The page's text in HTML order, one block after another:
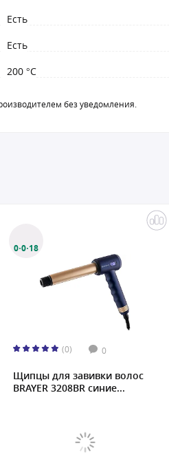
Есть
Есть
200 °C
без уведомления.
0·0·18
(0) 0
Щипцы для завивки волос
BRAYER 3208BR синие...